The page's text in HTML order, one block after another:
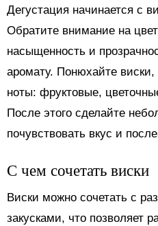
Дегустация начинается с
Обратите внимание на цвет
насыщенность и
аромату. Понюхайте виски,
ноты: фруктовые,
После этого сделайте
почувствовать вкус и
С чем сочетать виски
Виски можно сочетать с
закусками, что позволяет